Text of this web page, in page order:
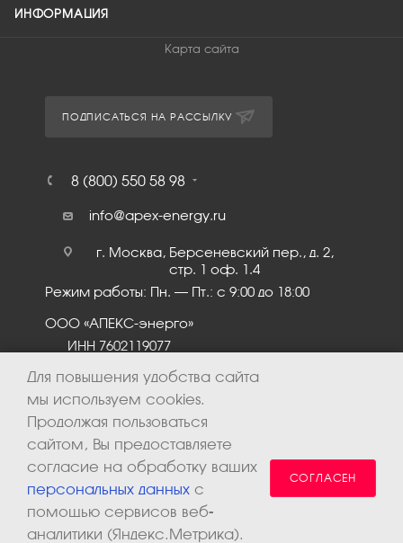
ИНФОРМАЦИЯ
Карта сайта
ПОДПИСАТЬСЯ НА РАССЫЛКУ
8 (800) 550 58 98
info@apex-energy.ru
г. Москва, Берсеневский пер., д. 2,
стр. 1 оф. 1.4
Режим работы: Пн. – Пт.: с 9:00 до 18:00
ООО «АПЕКС-энерго»
ИНН 7602119077
Для повышения удобства сайта
мы используем cookies.
Продолжая пользоваться
сайтом, Вы предоставляете
согласие на обработку ваших
персональных данных с
помощью сервисов веб-
аналитики (Яндекс.Метрика).
СОГЛАСЕН